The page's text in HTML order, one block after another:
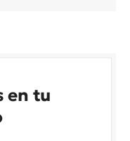
en tu